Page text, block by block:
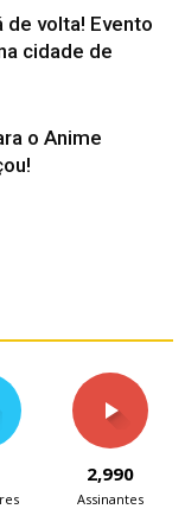
volta! Evento
cidade de
o Anime
2,990
Assinantes